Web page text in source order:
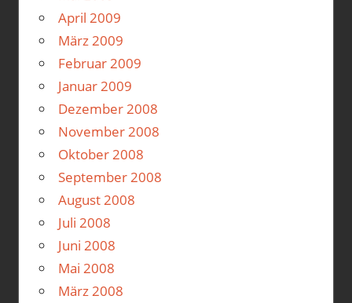
April 2009
März 2009
Februar 2009
Januar 2009
Dezember 2008
November 2008
Oktober 2008
September 2008
August 2008
Juli 2008
Juni 2008
Mai 2008
März 2008